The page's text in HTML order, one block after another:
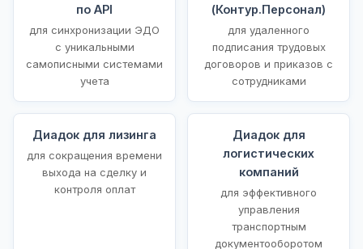
по API
для синхронизации ЭДО
с уникальными
самописными системами
учета
(Контур.Персонал)
для удаленного
подписания трудовых
договоров и приказов с
сотрудниками
Диадок для лизинга
для сокращения времени
выхода на сделку и
контроля оплат
Диадок для
логистических
компаний
для эффективного
управления
транспортным
документооборотом